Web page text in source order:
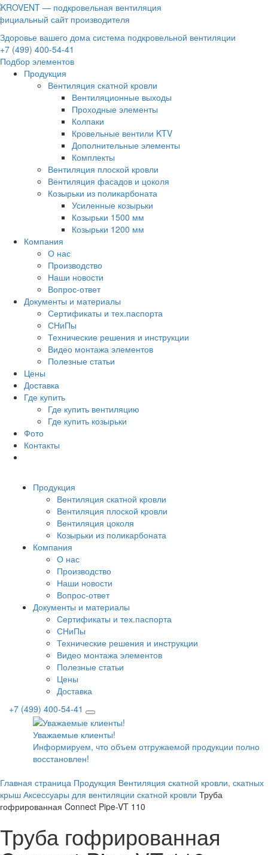
сайт производителя
Здоровье вашего дома система подкровельной вентиляции
+7 (499) 400-54-41
Подбор элементов
Продукция
Вентиляция скатной кровли
Вентиляционные выходы
Проходные элементы
Колпаки
Кровельные вентили KTV
Дополнительные элементы
Комплекты
Вентиляция плоской кровли
Вентиляция фасадов и цоколя
Козырьки из поликарбоната
Усиленные козырьки
Козырьки 1500 мм
Козырьки 1200 мм
Компания
О нас
Производство
Наши новости
Вопрос-ответ
Документы и материалы
Сертификаты и тех.паспорта
СНиПы
Технические решения и инструкции
Видео монтажа элементов
Полезные статьи
Цены
Доставка
Где купить
Где купить вентиляцию
Где купить козырьки
Фото
Контакты
Продукция
Вентиляция скатной кровли
Вентиляция плоской кровли
Вентиляция цоколя
Козырьки из поликарбоната
Компания
О нас
Производство
Наши новости
Вопрос-ответ
Документы и материалы
Сертификаты и тех.паспорта
СНиПы
Технические решения и инструкции
Видео монтажа элементов
Полезные статьи
Цены
Доставка
+7 (499) 400-54-41
Уважаемые клиенты!
Информируем, что объем отгружаемой продукции
восстановлен!
Главная страница Продукция Вентиляция скатной кровли, скатных
крыш Аксессуары для вентиляции скатной кровли Труба
гофрированная Connect Pipe-VT 110
Труба гофрированная